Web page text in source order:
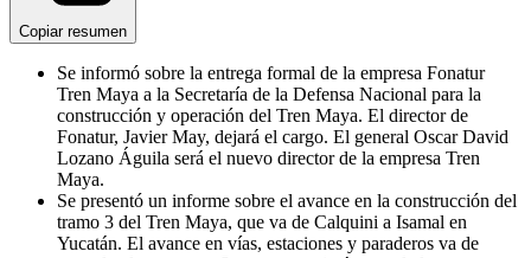
Copiar resumen
Se informó sobre la entrega formal de la empresa Fonatur
Tren Maya a la Secretaría de la Defensa Nacional para la
construcción y operación del Tren Maya. El director de
Fonatur, Javier May, dejará el cargo. El general Oscar David
Lozano Águila será el nuevo director de la empresa Tren
Maya.
Se presentó un informe sobre el avance en la construcción del
tramo 3 del Tren Maya, que va de Calquini a Isamal en
Yucatán. El avance en vías, estaciones y paraderos va de